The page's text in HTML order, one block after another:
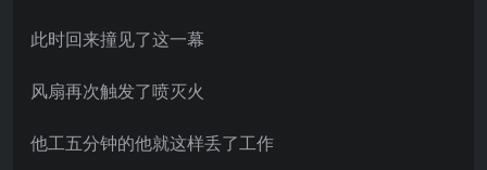
此时回来撞见了这一幕
风扇再次触发了喷灭火
他工五分钟的他就这样丢了工作